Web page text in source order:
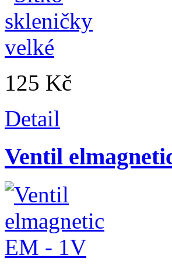
125 Kč
Detail
Ventil